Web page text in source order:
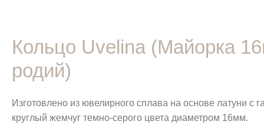
Кольцо Uvelina (Майорка
родий)
Изготовлено из ювелирного сплава на основе латуни
круглый жемчуг темно-серого цвета диаметром 16мм.